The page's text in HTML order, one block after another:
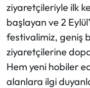
ziyaretçileriyle ilk
başlayan ve 2
festivalimiz, geniş
ziyaretçilerine
Hem yeni hobiler
alanlara ilgi